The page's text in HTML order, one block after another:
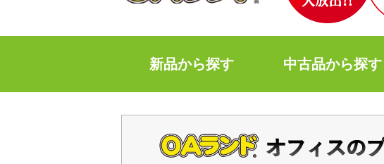
新品から探す 中古品から探す